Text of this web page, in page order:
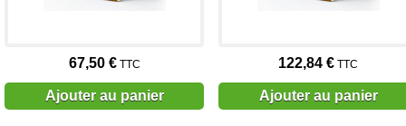
67,50 €TTC
Ajouter au panier
122,84 € TTC
Ajouter au panier